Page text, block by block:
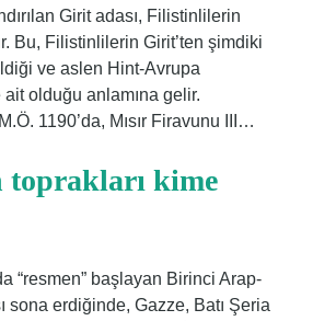
Girit adası, Filistinlilerin
Bu, Filistinlilerin Girit’ten şimdiki
ve aslen Hint-Avrupa
olduğu anlamına gelir.
1190’da, Mısır Firavunu III…
kime
“resmen” başlayan Birinci Arap-
sona erdiğinde, Gazze, Batı Şeria